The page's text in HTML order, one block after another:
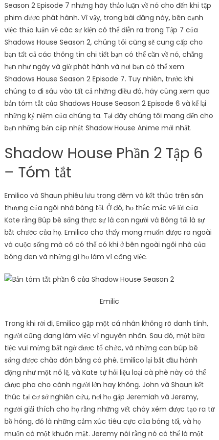
Season 2 Episode 7 nhưng hãy thảo luận về nó cho đến khi tập
phim được phát hành. Vì vậy, trong bài đăng này, bên cạnh
việc thảo luận về các sự kiện có thể diễn ra trong Tập 7 của
Shadows House Season 2, chúng tôi cũng sẽ cung cấp cho
bạn tất cả các thông tin chi tiết bạn có thể cần về nó, chẳng
hạn như ngày và giờ phát hành và nơi bạn có thể xem
Shadows House Season 2 Episode 7. Tuy nhiên, trước khi
chúng ta đi sâu vào tất cả những điều đó, hãy cùng xem qua
bản tóm tắt của Shadows House Season 2 Episode 6 và kể lại
những kỷ niệm của chúng ta. Tại đây chúng tôi mang đến cho
bạn những bản cập nhật Shadow House Anime mới nhất.
Shadow House Phần 2 Tập 6
– Tóm tắt
Emilico và Shaun phiêu lưu trong đêm và kết thúc trên sân
thượng của ngôi nhà bóng tối. Ở đó, họ thắc mắc về lời của
Kate rằng Búp bê sống thực sự là con người và Bóng tối là sự
bắt chước của họ. Emilico cho thấy mong muốn được ra ngoài
và cuộc sống mà cô có thể có khi ở bên ngoài ngôi nhà của
bóng đen và những gì họ làm vì công việc.
Emilic
Trong khi rời đi, Emilico gặp một cá nhân không rõ danh tính,
người cũng đang làm việc vì nguyên nhân. Sau đó, một bữa
tiệc vui mừng bất ngờ được tổ chức, và những con búp bê
sống được chào đón bằng cà phê. Emilico lại bắt đầu hành
động như một nô lệ, và Kate tự hỏi liệu loại cà phê này có thể
được pha cho cánh người lớn hay không. John và Shaun kết
thúc tại cơ sở nghiên cứu, nơi họ gặp Jeremiah và Jeremy,
người giải thích cho họ rằng những vết cháy xém được tạo ra từ
bồ hóng, đó là những cảm xúc tiêu cực của bóng tối, và họ
muốn có một khuôn mặt. Jeremy nói rằng nó có thể là một